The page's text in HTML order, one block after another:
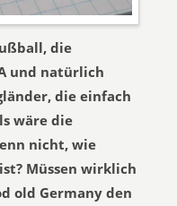
die
und natürlich
die einfach
wäre die
nicht, wie
Müssen wirklich
old Germany den